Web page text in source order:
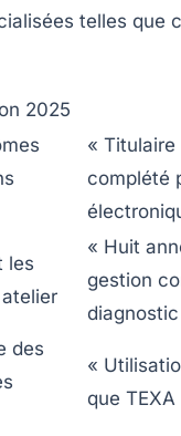
telles que
2025
« Titulaire
complété
les
« Huit
gestion
des
«
que TEXA